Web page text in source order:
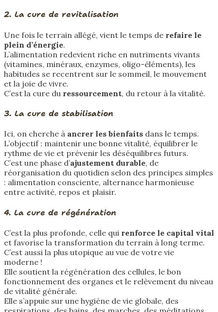
2. La cure de revitalisation
Une fois le terrain allégé, vient le temps de refaire le
plein d’énergie.
L’alimentation redevient riche en nutriments vivants
(vitamines, minéraux, enzymes, oligo-éléments), les
habitudes se recentrent sur le sommeil, le mouvement
et la joie de vivre.
C’est la cure du ressourcement, du retour à la vitalité.
3. La cure de stabilisation
Ici, on cherche à ancrer les bienfaits dans le temps.
L’objectif : maintenir une bonne vitalité, équilibrer le
rythme de vie et prévenir les déséquilibres futurs.
C’est une phase d’ajustement durable, de
réorganisation du quotidien selon des principes simples
: alimentation consciente, alternance harmonieuse
entre activité, repos et plaisir.
4. La cure de régénération
C’est la plus profonde, celle qui renforce le capital vital
et favorise la transformation du terrain à long terme.
C’est aussi la plus utopique au vue de votre vie
moderne !
Elle soutient la régénération des cellules, le bon
fonctionnement des organes et le relèvement du niveau
de vitalité générale.
Elle s’appuie sur une hygiène de vie globale, des